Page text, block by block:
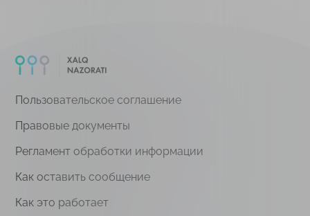
Пользовательское соглашение
Правовые документы
Регламент обработки информации
Как оставить сообщение
Как это работает